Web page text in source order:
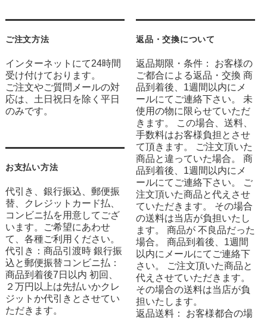
ご注文方法
インターネットにて24時間
受け付けております。
ご注文やご質問メールの対
応は、土日祝日を除く平日
のみです。
お支払い方法
代引き、銀行振込、郵便振
替、クレジットカード払、
コンビニ払を用意してござ
います。ご希望にあわせ
て、各種ご利用ください。
代引き：商品引渡時 銀行振
込と郵便振替コンビニ払：
商品到着後7日以内 初回、
２万円以上は先払いかクレ
ジットか代引きとさせてい
ただきます。
返品・交換について
返品期限・条件： お客様の
ご都合による返品・交換 商
品到着後、1週間以内にメ
ールにてご連絡下さい。 未
使用の物に限らせていただ
きます。 この場合、送料、
手数料はお客様負担とさせ
て頂きます。 ご注文頂いた
商品と違っていた場合。 商
品到着後、1週間以内にメ
ールにてご連絡下さい。 ご
注文頂いた商品と代えさせ
ていただきます。 その場合
の送料は当店が負担いたし
ます。 商品が 不良品だった
場合。 商品到着後、1週間
以内にメールにてご連絡下
さい。 ご注文頂いた商品と
代えさせていただきます。
その場合の送料は当店が負
担いたします。
返品送料： お客様都合の場